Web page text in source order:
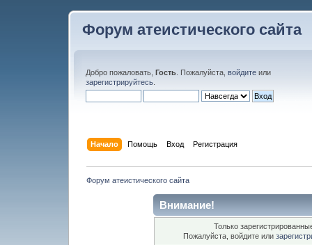
Форум атеистического сайта
Добро пожаловать, Гость . Пожалуйста, войдите или
зарегистрируйтесь
Начало Помощь Вход Регистрация
Форум атеистического сайта
Внимание!
Только
Пожалуйста, войдите или